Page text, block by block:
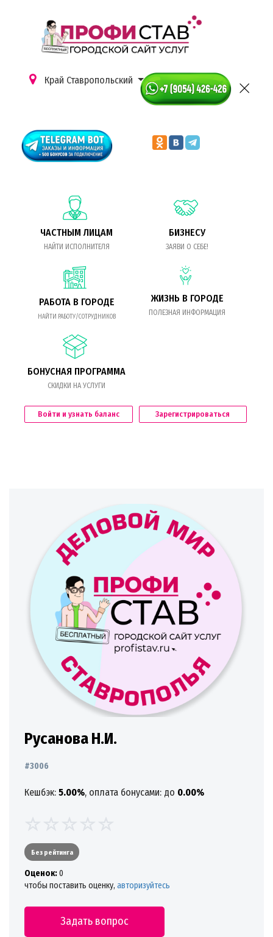
Край Ставропольский
ЧАСТНЫМ ЛИЦАМ
НАЙТИ ИСПОЛНИТЕЛЯ
БИЗНЕСУ
ЗАЯВИ О СЕБЕ!
РАБОТА В ГОРОДЕ
НАЙТИ РАБОТУ/СОТРУДНИКОВ
ЖИЗНЬ В ГОРОДЕ
ПОЛЕЗНАЯ ИНФОРМАЦИЯ
БОНУСНАЯ ПРОГРАММА
СКИДКИ НА УСЛУГИ
Войти и узнать баланс Зарегистрироваться
Русанова Н.И.
#3006
Кешбэк: 5.00%, оплата бонусами: до 0.00%
Без рейтинга
Oценок:0
чтобы поставить оценку, авторизуйтесь
Задать вопрос